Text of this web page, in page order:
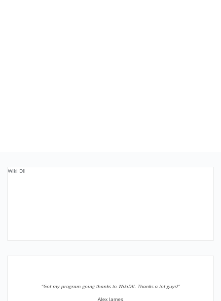
Wiki Dll
”Got my program going thanks to WikiDll. Thanks a lot guys!”
Alex James